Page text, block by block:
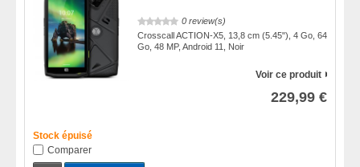
0 review(s)
Crosscall ACTION-X5, 13,8 cm (5.45"), 4 Go, 64
Go, 48 MP, Android 11, Noir
Voir ce produit
229,99 €
Stock épuisé
Comparer